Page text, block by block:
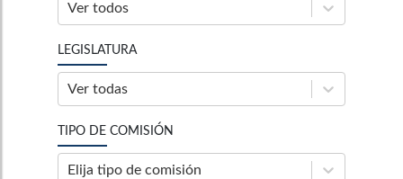
Ver todos
LEGISLATURA
Ver todas
TIPO DE COMISIÓN
Elija tipo de comisión